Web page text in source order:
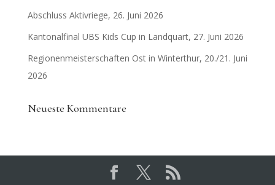
Abschluss Aktivriege, 26. Juni 2026
Kantonalfinal UBS Kids Cup in Landquart, 27. Juni 2026
Regionenmeisterschaften Ost in Winterthur, 20./21. Juni
2026
Neueste Kommentare